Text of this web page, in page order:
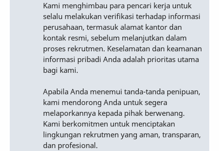
Kami menghimbau para pencari kerja untuk
selalu melakukan verifikasi terhadap informasi
perusahaan, termasuk alamat kantor dan
kontak resmi, sebelum melanjutkan dalam
proses rekrutmen. Keselamatan dan keamanan
informasi pribadi Anda adalah prioritas utama
bagi kami.
Apabila Anda menemui tanda-tanda penipuan,
kami mendorong Anda untuk segera
melaporkannya kepada pihak berwenang.
Kami berkomitmen untuk menciptakan
lingkungan rekrutmen yang aman, transparan,
dan profesional.